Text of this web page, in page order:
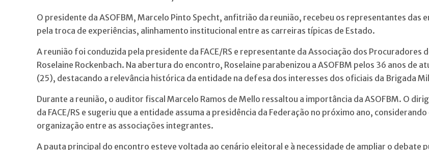
O presidente da ASOFBM, Marcelo Pinto Specht, anfitrião da reunião, recebeu os representantes das
pela troca de experiências, alinhamento institucional entre as carreiras típicas de Estado.
A reunião foi conduzida pela presidente da FACE/RS e representante da Associação dos Procuradores
Roselaine Rockenbach. Na abertura do encontro, Roselaine parabenizou a ASOFBM pelos 36 anos
(25), destacando a relevância histórica da entidade na defesa dos interesses dos oficiais da Brigada
Durante a reunião, o auditor fiscal Marcelo Ramos de Mello ressaltou a importância da ASOFBM. O
da FACE/RS e sugeriu que a entidade assuma a presidência da Federação no próximo ano,
organização entre as associações integrantes.
A pauta principal do encontro esteve voltada ao cenário eleitoral e à necessidade de ampliar o debate